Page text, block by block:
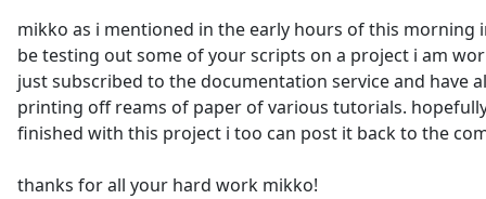
mikko as i mentioned in the early hours of this morning
be testing out some of your scripts on a project i am
just subscribed to the documentation service and have
printing off reams of paper of various tutorials.
finished with this project i too can post it back to the
thanks for all your hard work mikko!